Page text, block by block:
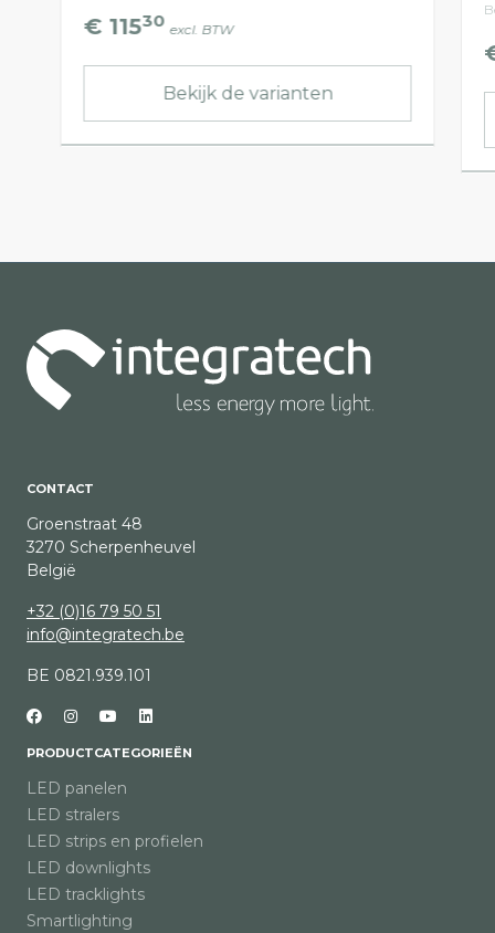
€ 11530 excl. BTW
Bekijk de varianten
CONTACT
Groenstraat 48
3270 Scherpenheuvel
België
+32 (0)16 79 50 51
info@integratech.be
BE 0821.939.101
PRODUCTCATEGORIEËN
LED panelen
LED stralers
LED strips en profielen
LED downlights
LED tracklights
Smartlighting